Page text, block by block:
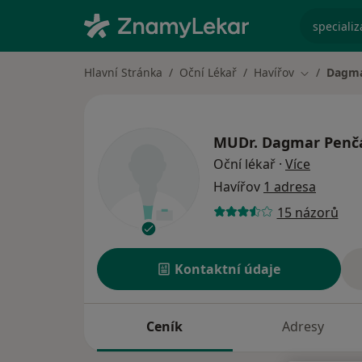
Hlavní Stránka Oční Lékař Havířov Změna
MUDr. Dagmar
Oční lékař · Více
Havířov 1 adresa
15 názorů
Kontaktní údaje
Ceník Adresy